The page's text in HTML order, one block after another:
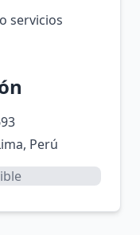
servicios
Perú